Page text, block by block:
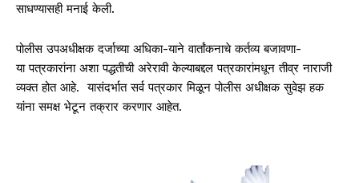
साधण्यासही मनाई केली.
पोलीस उपअधीक्षक दर्जाच्या अधिका-याने वार्तांकनाचे कर्तव्य बजावणा-
या पत्रकारांना अशा पद्धतीची अरेरावी केल्याबद्दल पत्रकारांमधून तीव्र नाराजी
व्यक्त होत आहे. यासंदर्भात सर्व पत्रकार मिळून पोलीस अधीक्षक सुवेझ हक
यांना समक्ष भेटून तक्रार करणार आहेत.